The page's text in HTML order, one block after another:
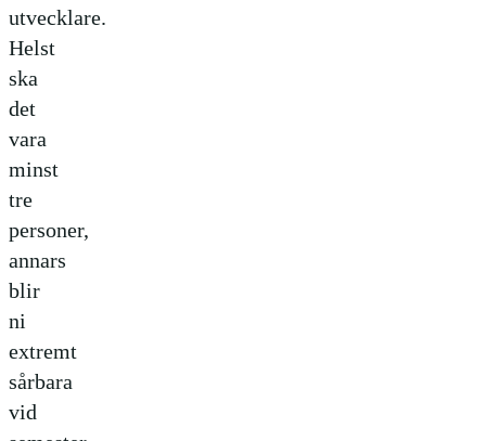
utvecklare.
Helst
ska
det
vara
minst
tre
personer,
annars
blir
ni
extremt
sårbara
vid